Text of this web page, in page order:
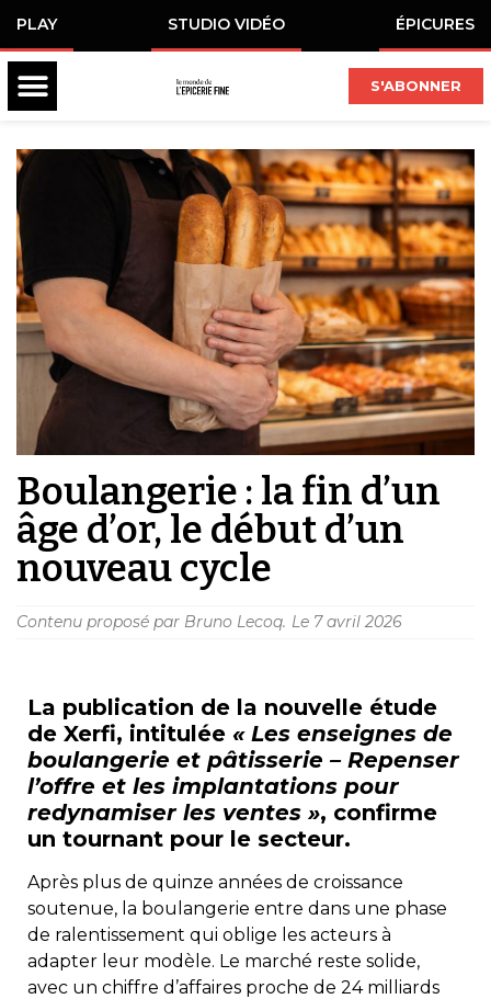
PLAY STUDIO VIDÉO ÉPICURES
S'ABONNER
Boulangerie : la fin d’un
âge d’or, le début d’un
nouveau cycle
Contenu proposé par Bruno Lecoq. Le 7 avril 2026
La publication de la nouvelle étude
de Xerfi, intitulée « Les enseignes de
boulangerie et pâtisserie – Repenser
l’offre et les implantations pour
redynamiser les ventes », confirme
un tournant pour le secteur.
Après plus de quinze années de croissance
soutenue, la boulangerie entre dans une phase
de ralentissement qui oblige les acteurs à
adapter leur modèle. Le marché reste solide,
avec un chiffre d’affaires proche de 24 milliards